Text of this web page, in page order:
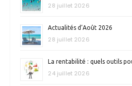
28 juillet 2026
Actualités d’Août 2026
28 juillet 2026
La rentabilité : quels outils
24 juillet 2026